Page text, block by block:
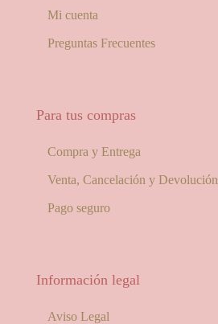
Mi cuenta
Preguntas Frecuentes
Para tus compras
Compra y Entrega
Venta, Cancelación y Devolución
Pago seguro
Información legal
Aviso Legal